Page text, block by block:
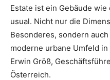
Estate ist ein Gebäude
usual. Nicht nur die
Besonderes, sondern
moderne urbane Umfeld
Erwin Größ,
Österreich.